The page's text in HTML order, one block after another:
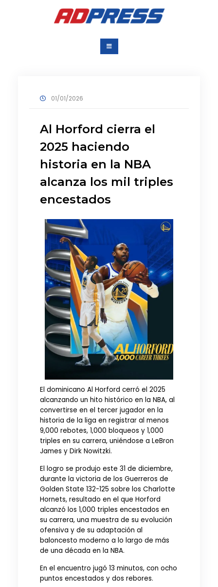
Agencia Dominicana
de Prensa
01/01/2026
Al Horford cierra el
2025 haciendo
historia en la NBA
alcanza los mil triples
encestados
El dominicano Al Horford cerró el 2025
alcanzando un hito histórico en la NBA, al
convertirse en el tercer jugador en la
historia de la liga en registrar al menos
9,000 rebotes, 1,000 bloqueos y 1,000
triples en su carrera, uniéndose a LeBron
James y Dirk Nowitzki.
El logro se produjo este 31 de diciembre,
durante la victoria de los Guerreros de
Golden State 132-125 sobre los Charlotte
Hornets, resultado en el que Horford
alcanzó los 1,000 triples encestados en
su carrera, una muestra de su evolución
ofensiva y de su adaptación al
baloncesto moderno a lo largo de más
de una década en la NBA.
En el encuentro jugó 13 minutos, con ocho
puntos encestados y dos rebores.